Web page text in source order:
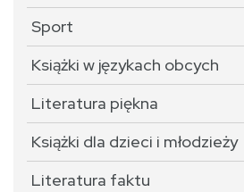
Sport
Książki w językach obcych
Literatura piękna
Książki dla dzieci i młodzieży
Literatura faktu